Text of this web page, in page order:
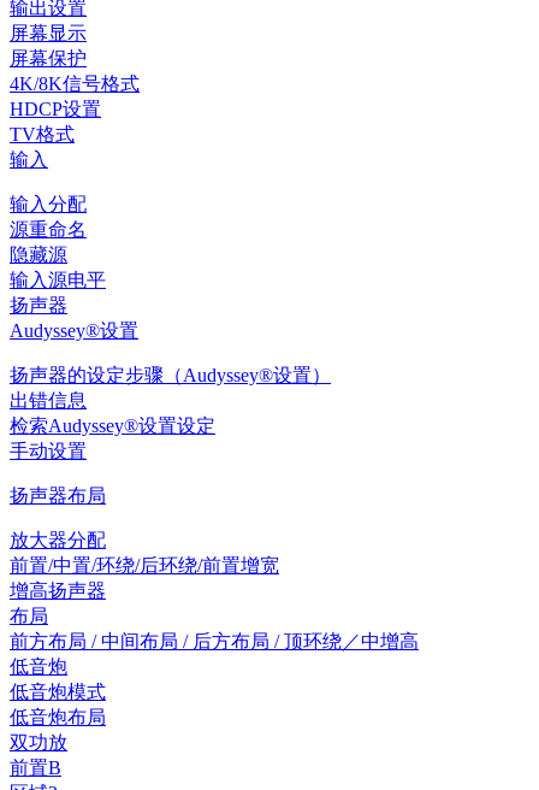
输出设置
屏幕显示
屏幕保护
4K/8K信号格式
HDCP设置
TV格式
输入
输入分配
源重命名
隐藏源
输入源电平
扬声器
Audyssey®设置
扬声器的设定步骤（Audyssey®设置）
出错信息
检索Audyssey®设置设定
手动设置
扬声器布局
放大器分配
前置/中置/环绕/后环绕/前置增宽
增高扬声器
布局
前方布局 / 中间布局 / 后方布局 / 顶环绕／中增高
低音炮
低音炮模式
低音炮布局
双功放
前置B